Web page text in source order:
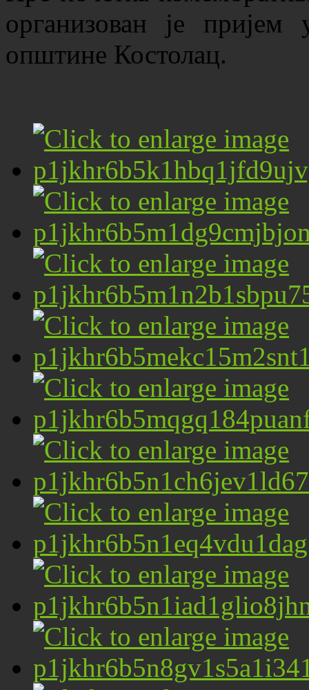
организован је пријем
општине Костолац.